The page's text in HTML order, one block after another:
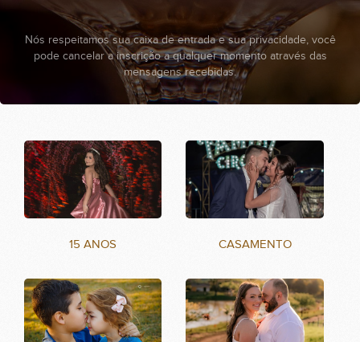
Nós respeitamos sua caixa de entrada e sua privacidade, você
pode cancelar a inscrição a qualquer momento através das
mensagens recebidas.
15 ANOS CASAMENTO